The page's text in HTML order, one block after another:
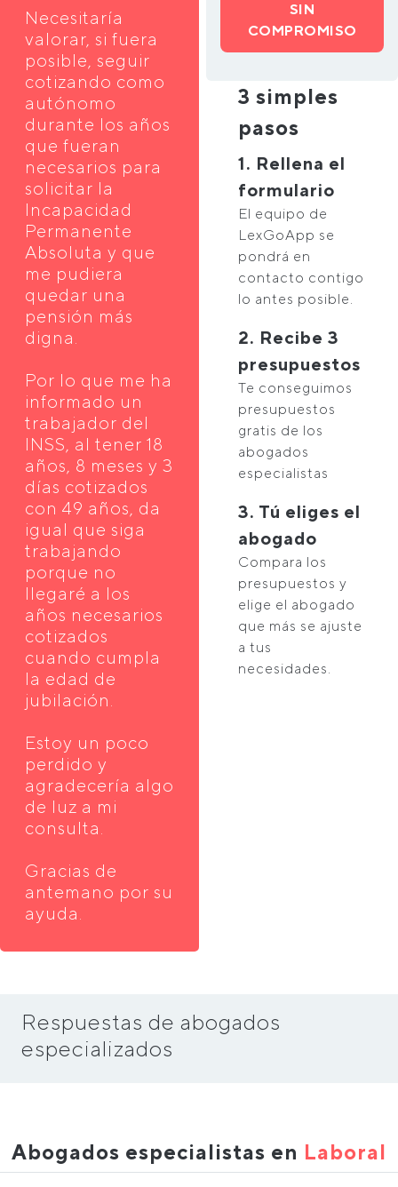
Necesitaría
valorar, si fuera
posible, seguir
cotizando como
autónomo
durante los años
que fueran
necesarios para
solicitar la
Incapacidad
Permanente
Absoluta y que
me pudiera
quedar una
pensión más
digna.
Por lo que me ha
informado un
trabajador del
INSS, al tener 18
años, 8 meses y 3
días cotizados
con 49 años, da
igual que siga
trabajando
porque no
llegaré a los
años necesarios
cotizados
cuando cumpla
la edad de
jubilación.
Estoy un poco
perdido y
agradecería algo
de luz a mi
consulta.
Gracias de
antemano por su
ayuda.
SIN
COMPROMISO
3 simples
pasos
1. Rellena el
formulario
El equipo de
LexGoApp se
pondrá en
contacto contigo
lo antes posible.
2. Recibe 3
presupuestos
Te conseguimos
presupuestos
gratis de los
abogados
especialistas
3. Tú eliges el
abogado
Compara los
presupuestos y
elige el abogado
que más se ajuste
a tus
necesidades.
Respuestas de abogados
especializados
Abogados especialistas en Laboral